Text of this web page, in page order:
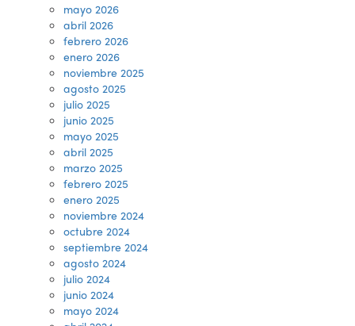
mayo 2026
abril 2026
febrero 2026
enero 2026
noviembre 2025
agosto 2025
julio 2025
junio 2025
mayo 2025
abril 2025
marzo 2025
febrero 2025
enero 2025
noviembre 2024
octubre 2024
septiembre 2024
agosto 2024
julio 2024
junio 2024
mayo 2024